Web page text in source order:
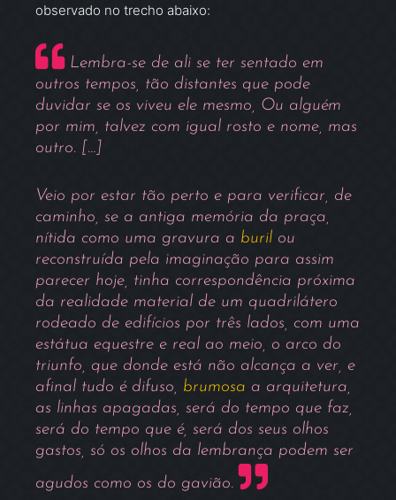
observado no trecho abaixo:
Lembra-se de ali se ter sentado em
outros tempos, tão distantes que pode
duvidar se os viveu ele mesmo, Ou alguém
por mim, talvez com igual rosto e nome, mas
outro. […]
Veio por estar tão perto e para verificar, de
caminho, se a antiga memória da praça,
nítida como uma gravura a buril ou
reconstruída pela imaginação para assim
parecer hoje, tinha correspondência próxima
da realidade material de um quadrilátero
rodeado de edifícios por três lados, com uma
estátua equestre e real ao meio, o arco do
triunfo, que donde está não alcança a ver, e
afinal tudo é difuso, brumosa a arquitetura,
as linhas apagadas, será do tempo que faz,
será do tempo que é, será dos seus olhos
gastos, só os olhos da lembrança podem ser
agudos como os do gavião.